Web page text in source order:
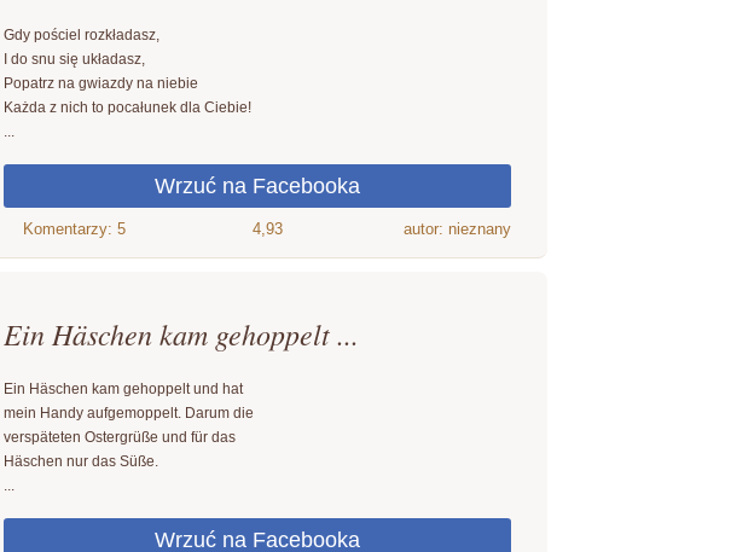
Gdy pościel rozkładasz,
I do snu się układasz,
Popatrz na gwiazdy na niebie
Każda z nich to pocałunek dla Ciebie!
...
4,93 autor: nieznany
Ein Häschen kam gehoppelt ...
Ein Häschen kam gehoppelt und hat
mein Handy aufgemoppelt. Darum die
verspäteten Ostergrüße und für das
Häschen nur das Süße.
...